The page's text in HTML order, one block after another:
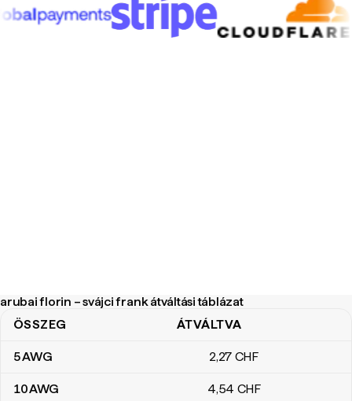
arubai florin – svájci frank átváltási táblázat
arubai florin – svájci frank átváltási táblázat
ÖSSZEG ÁTVÁLTVA
5AWG 2,27 CHF
10AWG 4,54 CHF